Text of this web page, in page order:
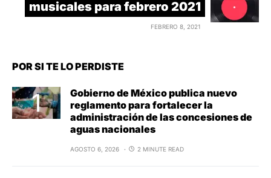
musicales para febrero 2021
FEBRERO 8, 2021
POR SI TE LO PERDISTE
Gobierno de México publica nuevo
reglamento para fortalecer la
administración de las concesiones de
aguas nacionales
AGOSTO 6, 2026 2 MINUTE READ